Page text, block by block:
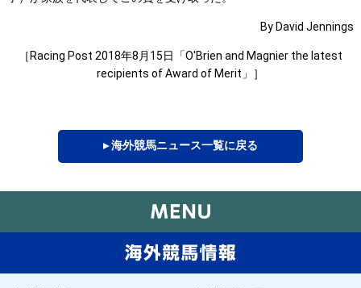
By David Jennings
［Racing Post 2018年8月15日「O'Brien and Magnier the latest
recipients of Award of Merit」］
▸ 海外競馬ニュース一覧に戻る